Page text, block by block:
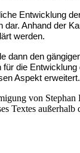
Entwicklung
Anhand der
werden.
dann den
die
Aspekt erweitert.
von
Textes